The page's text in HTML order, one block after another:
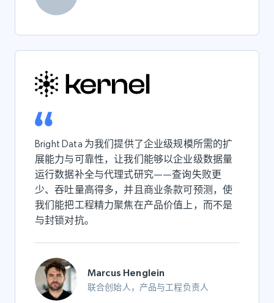
Bright Data 为我们提供了企业级规模所需的扩
展能力与可靠性，让我们能够以企业级数据量
运行数据补全与代理式研究——查询失败更
少、吞吐量高得多，并且商业条款可预测，使
我们能把工程精力聚焦在产品价值上，而不是
与封锁对抗。
Marcus Henglein
联合创始人，产品与工程负责人